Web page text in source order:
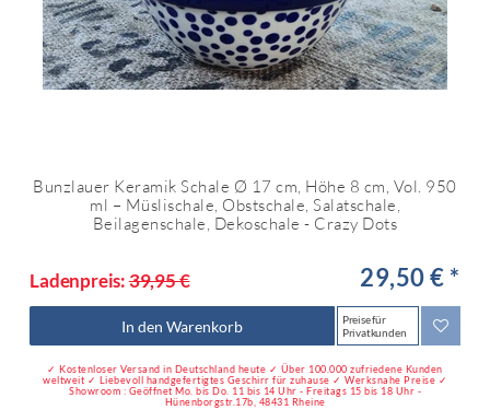
Bunzlauer Keramik Schale Ø 17 cm, Höhe 8 cm, Vol. 950
ml – Müslischale, Obstschale, Salatschale,
Beilagenschale, Dekoschale - Crazy Dots
Ladenpreis:39,95 € 29,50 € *
In den Warenkorb
Preise für
Privatkunden
✓ Kostenloser Versand in Deutschland heute ✓ Über 100.000 zufriedene Kunden
weltweit ✓ Liebevoll handgefertigtes Geschirr für zuhause ✓ Werksnahe Preise ✓
Showroom : Geöffnet Mo. bis Do. 11 bis 14 Uhr - Freitags 15 bis 18 Uhr -
Hünenborgstr.17b, 48431 Rheine